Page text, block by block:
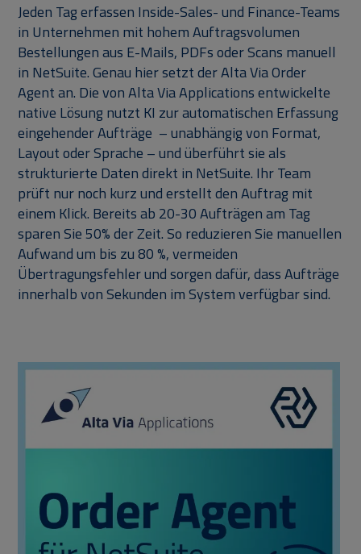
Jeden Tag erfassen Inside-Sales- und Finance-Teams
in Unternehmen mit hohem Auftragsvolumen
Bestellungen aus E-Mails, PDFs oder Scans manuell
in NetSuite. Genau hier setzt der Alta Via Order
Agent an. Die von Alta Via Applications entwickelte
native Lösung nutzt KI zur automatischen Erfassung
eingehender Aufträge – unabhängig von Format,
Layout oder Sprache – und überführt sie als
strukturierte Daten direkt in NetSuite. Ihr Team
prüft nur noch kurz und erstellt den Auftrag mit
einem Klick. Bereits ab 20-30 Aufträgen am Tag
sparen Sie 50% der Zeit. So reduzieren Sie manuellen
Aufwand um bis zu 80 %, vermeiden
Übertragungsfehler und sorgen dafür, dass Aufträge
innerhalb von Sekunden im System verfügbar sind.